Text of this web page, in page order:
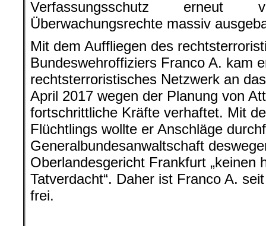
Verfassungsschutz
Überwachungsrechte massiv
Mit dem Auffliegen des
Bundeswehroffiziers Franco A. kam
rechtsterroristisches Netzwerk an
April 2017 wegen der Planung von
fortschrittliche Kräfte verhaftet. Mit
Flüchtlings wollte er Anschläge
Generalbundesanwaltschaft
Oberlandesgericht Frankfurt „keinen
Tatverdacht“. Daher ist Franco A.
frei.